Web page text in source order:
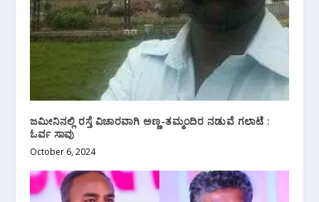
ಜಮೀನಿನಲ್ಲಿ ರಸ್ತೆ ವಿಚಾರವಾಗಿ ಅಣ್ಣ-ತಮ್ಮಂದಿರ ನಡುವೆ ಗಲಾಟೆ :
ಓರ್ವ ಸಾವು
October 6, 2024